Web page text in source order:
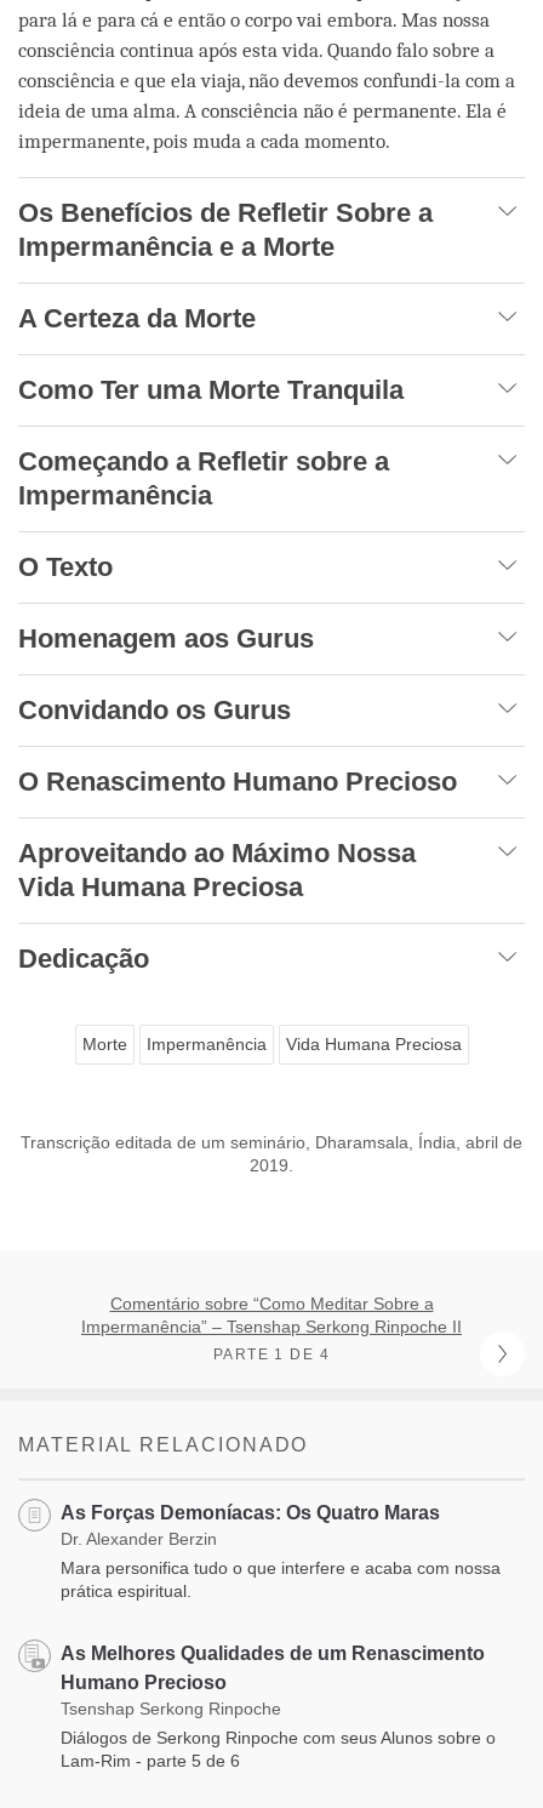
para lá e para cá e então o corpo vai embora. Mas nossa
consciência continua após esta vida. Quando falo sobre a
consciência e que ela viaja, não devemos confundi-la com a
ideia de uma alma. A consciência não é permanente. Ela é
impermanente, pois muda a cada momento.
Os Benefícios de Refletir Sobre a
Impermanência e a Morte
A Certeza da Morte
Como Ter uma Morte Tranquila
Começando a Refletir sobre a
Impermanência
O Texto
Homenagem aos Gurus
Convidando os Gurus
O Renascimento Humano Precioso
Aproveitando ao Máximo Nossa
Vida Humana Preciosa
Dedicação
Morte Impermanência Vida Humana Preciosa
Transcrição editada de um seminário, Dharamsala, Índia, abril de
2019.
Comentário sobre “Como Meditar Sobre a
Impermanência” – Tsenshap Serkong Rinpoche II
PARTE 1 DE 4
MATERIAL RELACIONADO
As Forças Demoníacas: Os Quatro Maras
Dr. Alexander Berzin
Mara personifica tudo o que interfere e acaba com nossa
prática espiritual.
As Melhores Qualidades de um Renascimento
Humano Precioso
Tsenshap Serkong Rinpoche
Diálogos de Serkong Rinpoche com seus Alunos sobre o
Lam-Rim - parte 5 de 6